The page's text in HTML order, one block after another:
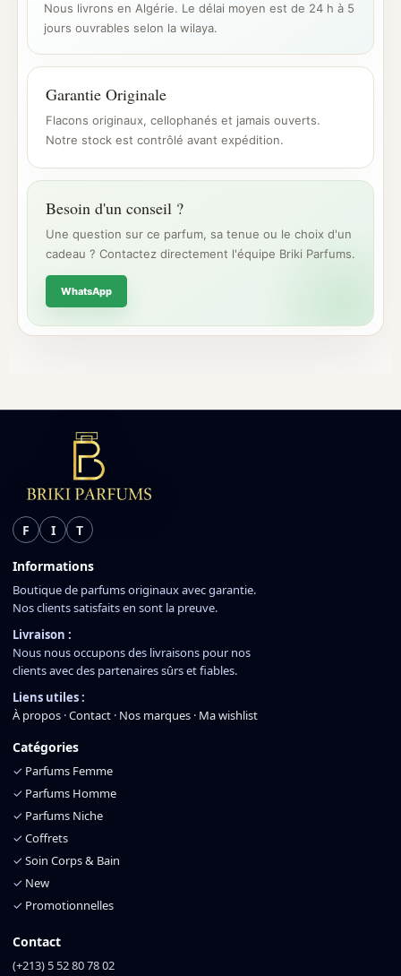
Nous livrons en Algérie. Le délai moyen est de 24 h à 5
jours ouvrables selon la wilaya.
Garantie Originale
Flacons originaux, cellophanés et jamais ouverts.
Notre stock est contrôlé avant expédition.
Besoin d'un conseil ?
Une question sur ce parfum, sa tenue ou le choix d'un
cadeau ? Contactez directement l'équipe Briki Parfums.
WhatsApp
F I T
Informations
Boutique de parfums originaux avec garantie.
Nos clients satisfaits en sont la preuve.
Livraison :
Nous nous occupons des livraisons pour nos
clients avec des partenaires sûrs et fiables.
Liens utiles :
À propos ·Contact · Nos marques · Ma wishlist
Catégories
✓ Parfums Femme
✓ Parfums Homme
✓ Parfums Niche
✓ Coffrets
✓ Soin Corps & Bain
✓ New
✓ Promotionnelles
Contact
(+213) 5 52 80 78 02